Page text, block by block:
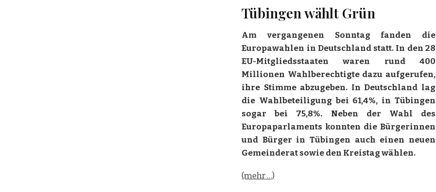
Tübingen wählt Grün
Am vergangenen Sonntag fanden die
Europawahlen in Deutschland statt. In den 28
EU-Mitgliedsstaaten waren rund 400
Millionen Wahlberechtigte dazu aufgerufen,
ihre Stimme abzugeben. In Deutschland lag
die Wahlbeteiligung bei 61,4%, in Tübingen
sogar bei 75,8%. Neben der Wahl des
Europaparlaments konnten die Bürgerinnen
und Bürger in Tübingen auch einen neuen
Gemeinderat sowie den Kreistag wählen.
(mehr …)